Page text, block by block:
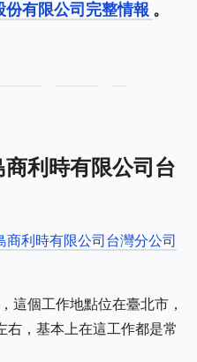
有限公司完整情報 。
利時有限公司台
商利時有限公司台灣分公司
這個工作地點位在臺北市，
右，基本上在這工作都是常